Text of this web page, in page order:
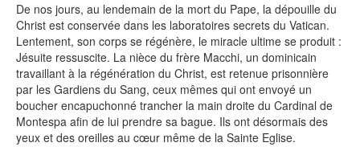
SPECTACLE
DÉBAT
EMISSION
AUTEURS&ÉDITEURS
AUTEURS & ARTISTES
De nos jours, au lendemain de la mort du Pape, la dépouille du
Christ est conservée dans les laboratoires secrets du Vatican.
Lentement, son corps se régénère, le miracle ultime se produit :
Jésuite ressuscite. La nièce du frère Macchi, un dominicain
travaillant à la régénération du Christ, est retenue prisonnière
par les Gardiens du Sang, ceux mêmes qui ont envoyé un
boucher encapuchonné trancher la main droite du Cardinal de
Montespa afin de lui prendre sa bague. Ils ont désormais des
yeux et des oreilles au cœur même de la Sainte Eglise.